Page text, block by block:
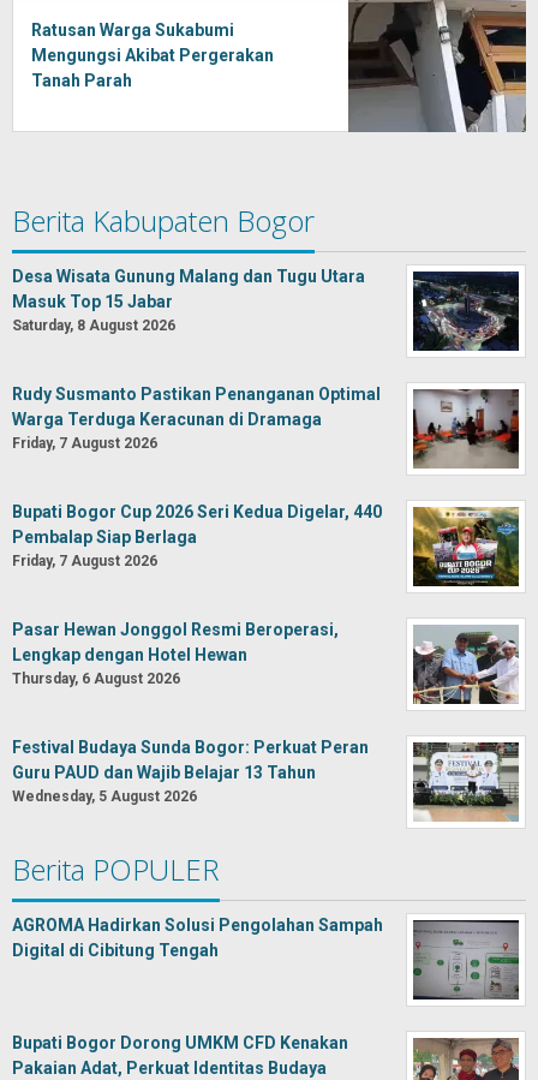
Ratusan Warga Sukabumi
Mengungsi Akibat Pergerakan
Tanah Parah
Berita Kabupaten Bogor
Desa Wisata Gunung Malang dan Tugu Utara
Masuk Top 15 Jabar
Saturday, 8 August 2026
Rudy Susmanto Pastikan Penanganan Optimal
Warga Terduga Keracunan di Dramaga
Friday, 7 August 2026
Bupati Bogor Cup 2026 Seri Kedua Digelar, 440
Pembalap Siap Berlaga
Friday, 7 August 2026
Pasar Hewan Jonggol Resmi Beroperasi,
Lengkap dengan Hotel Hewan
Thursday, 6 August 2026
Festival Budaya Sunda Bogor: Perkuat Peran
Guru PAUD dan Wajib Belajar 13 Tahun
Wednesday, 5 August 2026
Berita POPULER
AGROMA Hadirkan Solusi Pengolahan Sampah
Digital di Cibitung Tengah
Bupati Bogor Dorong UMKM CFD Kenakan
Pakaian Adat, Perkuat Identitas Budaya